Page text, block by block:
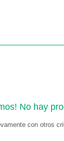
No hay
con otros